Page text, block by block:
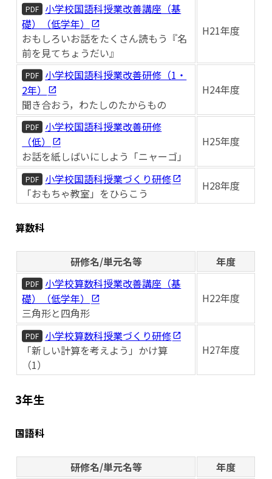
PDF
小学校国語科授業改善講座（基
礎）（低学年）
おもしろいお話をたくさん読もう『名
前を見てちょうだい』
H21年度
PDF
小学校国語科授業改善研修（1・
2年）
聞き合おう，わたしのたからもの
H24年度
PDF
小学校国語科授業改善研修
（低）
お話を紙しばいにしよう「ニャーゴ」
H25年度
PDF
小学校国語科授業づくり研修
「おもちゃ教室」をひらこう
H28年度
算数科
研修名/単元名等 年度
PDF
小学校算数科授業改善講座（基
礎）（低学年）
三角形と四角形
H22年度
PDF
小学校算数科授業づくり研修
「新しい計算を考えよう」かけ算
（1）
H27年度
3年生
国語科
研修名/単元名等 年度